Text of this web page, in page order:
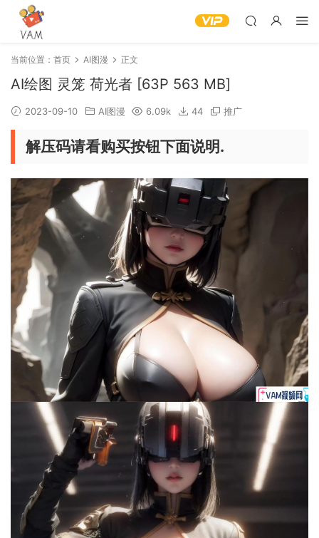
当前位置： 首页 AI图漫 正文
AI绘图 灵笼 荷光者 [63P 563 MB]
2023-09-10 AI图漫 6.09k 44 推广
解压码请看购买按钮下面说明.